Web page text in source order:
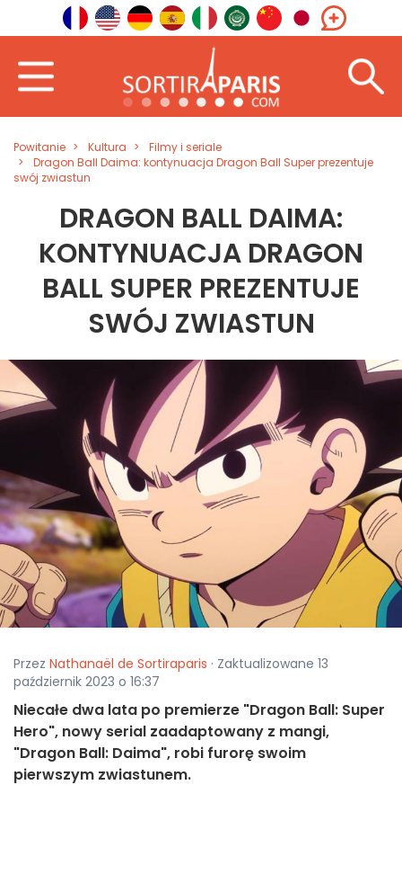
Powitanie Kultura
Filmy i seriale
Dragon Ball Daima: kontynuacja Dragon Ball Super prezentuje
swój zwiastun
DRAGON BALL DAIMA:
KONTYNUACJA DRAGON
BALL SUPER PREZENTUJE
SWÓJ ZWIASTUN
Przez Nathanaël de Sortiraparis · Zaktualizowane 13
październik 2023 o 16:37
Niecałe dwa lata po premierze "Dragon Ball: Super
Hero", nowy serial zaadaptowany z mangi,
"Dragon Ball: Daima", robi furorę swoim
pierwszym zwiastunem.